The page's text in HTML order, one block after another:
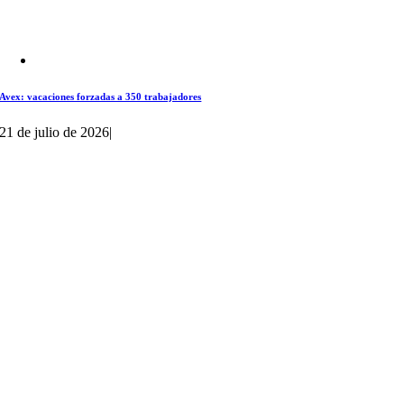
Avex: vacaciones forzadas a 350 trabajadores
21 de julio de 2026|